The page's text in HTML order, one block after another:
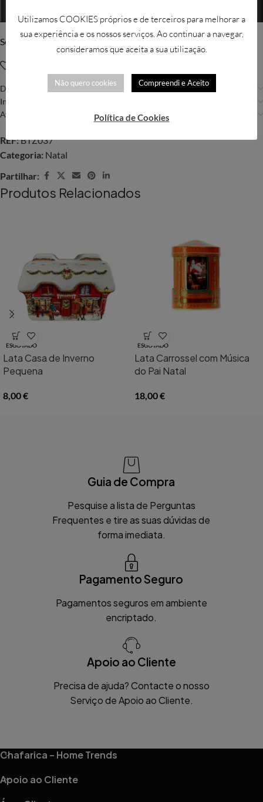
Solicitar mais informações
Descrição
Informação adicional
Avaliações (0)
REF:BTZ037
Categoria: Natal
Partilhar:
Produtos Relacionados
ESGOTADO
Lata Casa de Inverno
Pequena
8,00€
ESGOTADO
Lata Carrossel com Música
do Pai Natal
18,00€
Guia de Compra
Pesquise a lista de Perguntas
Frequentes e tire as suas dúvidas de
forma imediata.
Pagamento Seguro
Pagamentos seguros em ambiente
encriptado.
Apoio ao Cliente
Precisa de ajuda? Contacte o nosso
Serviço de Apoio ao Cliente.
Chafarica – Home Trends
Apoio ao Cliente
Utilizamos COOKIES próprios e de terceiros para melhorar a
sua experiência e os nossos serviços. Ao continuar a navegar,
consideramos que aceita a sua utilização.
Não quero cookies Compreendi e Aceito
Política de Cookies